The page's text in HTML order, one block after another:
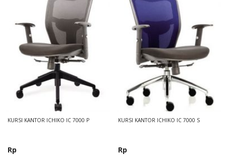
KURSI KANTOR ICHIKO IC 7000 P
Rp
KURSI KANTOR ICHIKO IC 7000 S
Rp